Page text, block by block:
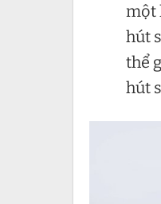
một
hút
thể
hút